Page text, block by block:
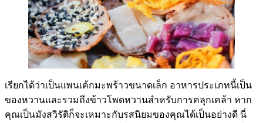
เรียกได้ว่าเป็นแพนเค้กมะพร้าวขนาดเล็ก อาหารประเภทนี้เป็น
ของหวานและรวมถึงข้าวโพดหวานสำหรับการคลุกเคล้า หาก
คุณเป็นมังสวิรัติก็จะเหมาะกับรสนิยมของคุณได้เป็นอย่างดี นี่